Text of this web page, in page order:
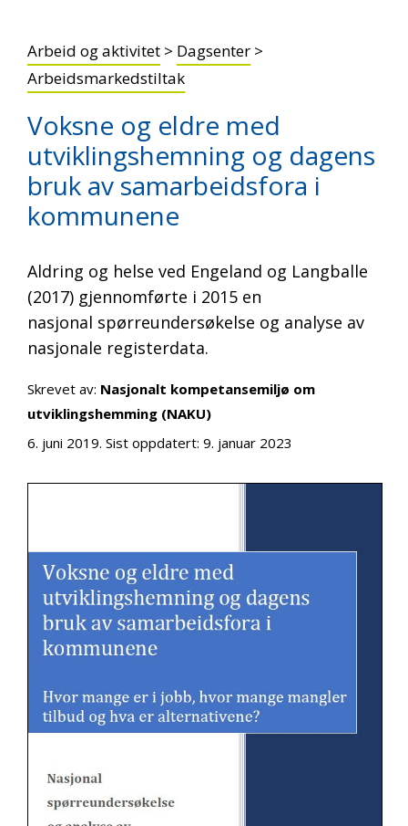
Arbeid og aktivitet > Dagsenter >
Arbeidsmarkedstiltak
Voksne og eldre med
utviklingshemning og dagens
bruk av samarbeidsfora i
kommunene
Aldring og helse ved Engeland og Langballe
(2017) gjennomførte i 2015 en
nasjonal spørreundersøkelse og analyse av
nasjonale registerdata.
Skrevet av: Nasjonalt kompetansemiljø om
utviklingshemming (NAKU)
6. juni 2019. Sist oppdatert: 9. januar 2023